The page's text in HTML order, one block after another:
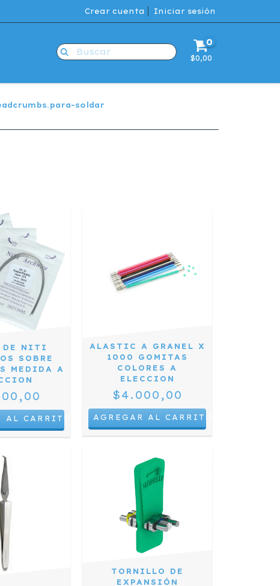
Crear cuenta Iniciar sesión
0
$0,00
soldar
DE NITI
SOBRE
MEDIDA A
AL CARRITO
ALASTIC A GRANEL X
1000 GOMITAS
COLORES A
ELECCION
$4.000,00
AGREGAR AL CARRITO
TORNILLO DE
EXPANSIÓN